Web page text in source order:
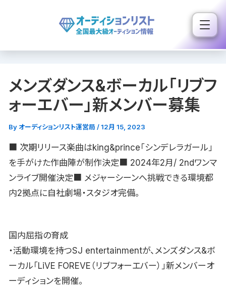
ス
メンズダンス&ボーカル「リブフ
ォーエバー」新メンバー募集
By オーディションリスト運営局 /12月 15, 2023
■ 次期リリース楽曲はking&prince「シンデレラガール」
を手がけた作曲陣が制作決定■ 2024年2月/ 2ndワンマ
ンライブ開催決定■ メジャーシーンへ挑戦できる環境都
内2拠点に自社劇場・スタジオ完備。
国内屈指の育成
・活動環境を持つSJ entertainmentが、メンズダンス&ボ
ーカル「LiVE FOREVE（リブフォーエバー）」新メンバーオ
ーディションを開催。